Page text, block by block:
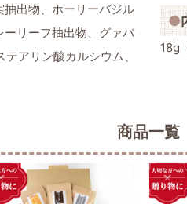
出物、ホーリーバジル
リーフ抽出物、グァバ
アリン酸カルシウム、
18g
商品一覧